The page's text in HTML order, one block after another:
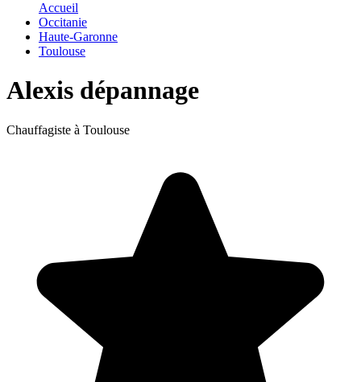
Accueil
Occitanie
Haute-Garonne
Toulouse
Alexis dépannage
Chauffagiste à Toulouse